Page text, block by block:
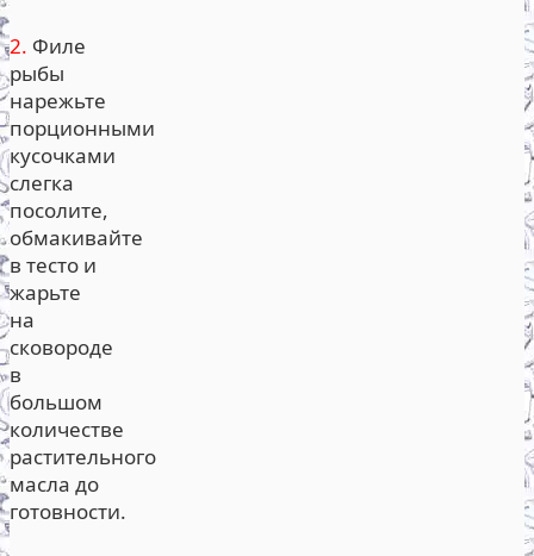
2. Филе
рыбы
нарежьте
порционными
кусочками
слегка
посолите,
обмакивайте
в тесто и
жарьте
на
сковороде
в
большом
количестве
растительного
масла до
готовности.